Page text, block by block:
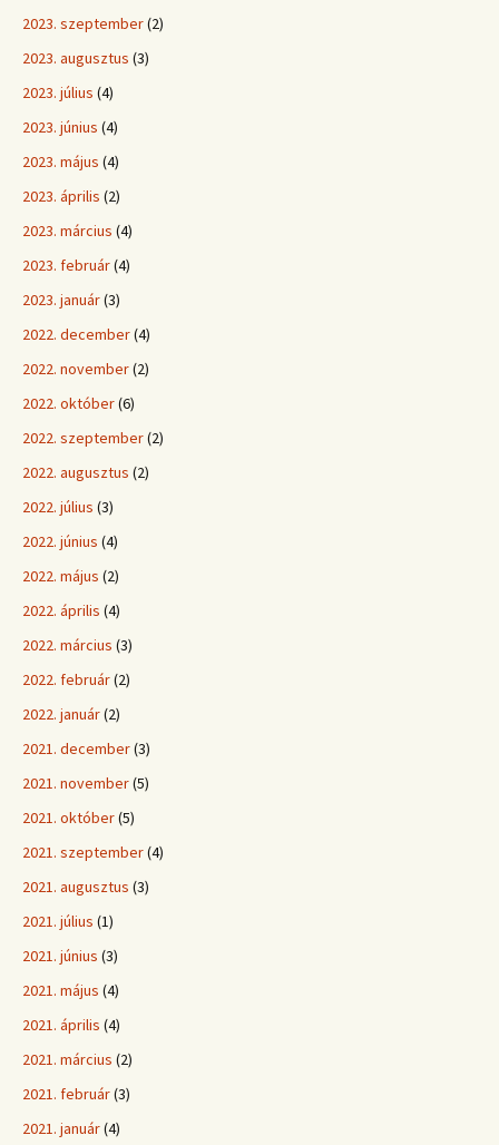
2023. szeptember(2)
2023. augusztus (3)
2023. július (4)
2023. június (4)
2023. május (4)
2023. április (2)
2023. március (4)
2023. február(4)
2023. január(3)
2022. december(4)
2022. november(2)
2022. október(6)
2022. szeptember(2)
2022. augusztus (2)
2022. július (3)
2022. június (4)
2022. május (2)
2022. április (4)
2022. március (3)
2022. február(2)
2022. január(2)
2021. december(3)
2021. november(5)
2021. október(5)
2021. szeptember(4)
2021. augusztus (3)
2021. július (1)
2021. június (3)
2021. május (4)
2021. április (4)
2021. március (2)
2021. február(3)
2021. január(4)